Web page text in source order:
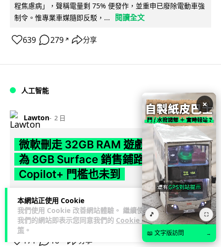
本網站正使用 Cookie
我們使用 Cookie 改善網站體驗。 繼續使用
我們的網站即表示您同意我們的 Cookie 政
策 。
程焦慮病」，聲稱電量剩 75% 便發作，並重申已廢除電動車強
制令。惟專業車媒隨即反駁，...
閱讀全文
639 279 ↗ 分享
人工智能
Lawton 2 日
微軟刪走 32GB RAM 遊戲建議 分析:
為 8GB Surface 銷售鋪路 連自家
Copilot+ 門檻也未到
Microsoft 被發現靜靜刪除官方網站上，對遊戲玩家要為電腦配
置 32GB RAM 的建議。分析指微軟同時新推出的 8GB RAM 入
門... 閱讀全文
171 16 分享
×
🎵 ⛶
📖 文字版訪問 →